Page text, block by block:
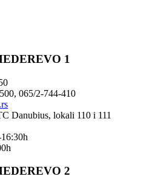
1
065/2-744-410
Danubius, lokali 110 i 111
2